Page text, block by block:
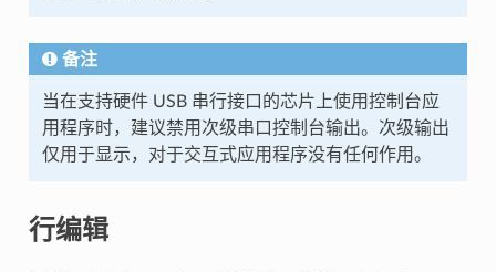
备注
当在支持硬件 USB 串行接口的芯片上使用控制台应
用程序时，建议禁用次级串口控制台输出。次级输出
仅用于显示，对于交互式应用程序没有任何作用。
行编辑